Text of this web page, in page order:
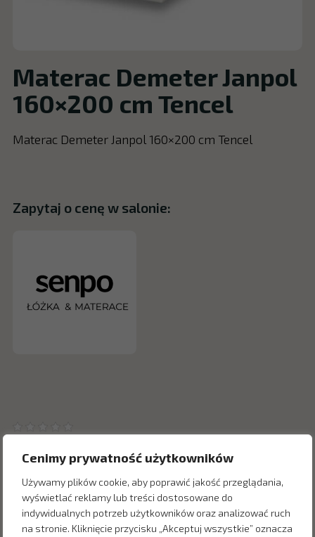
Cenimy prywatność użytkowników
Używamy plików cookie, aby poprawić jakość przeglądania,
wyświetlać reklamy lub treści dostosowane do
indywidualnych potrzeb użytkowników oraz analizować ruch
na stronie. Kliknięcie przycisku „Akceptuj wszystkie” oznacza
Materac Demeter Janpol
160×200 cm Tencel
Materac Demeter Janpol 160×200 cm Tencel
Zapytaj o cenę w salonie:
Inne produkty z kategorii